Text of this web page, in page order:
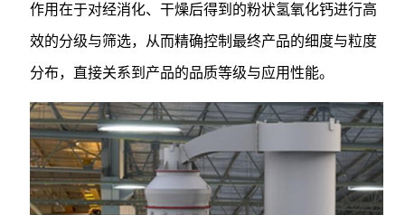
作用在于对经消化、干燥后得到的粉状氢氧化钙进行高
效的分级与筛选，从而精确控制最终产品的细度与粒度
分布，直接关系到产品的品质等级与应用性能。